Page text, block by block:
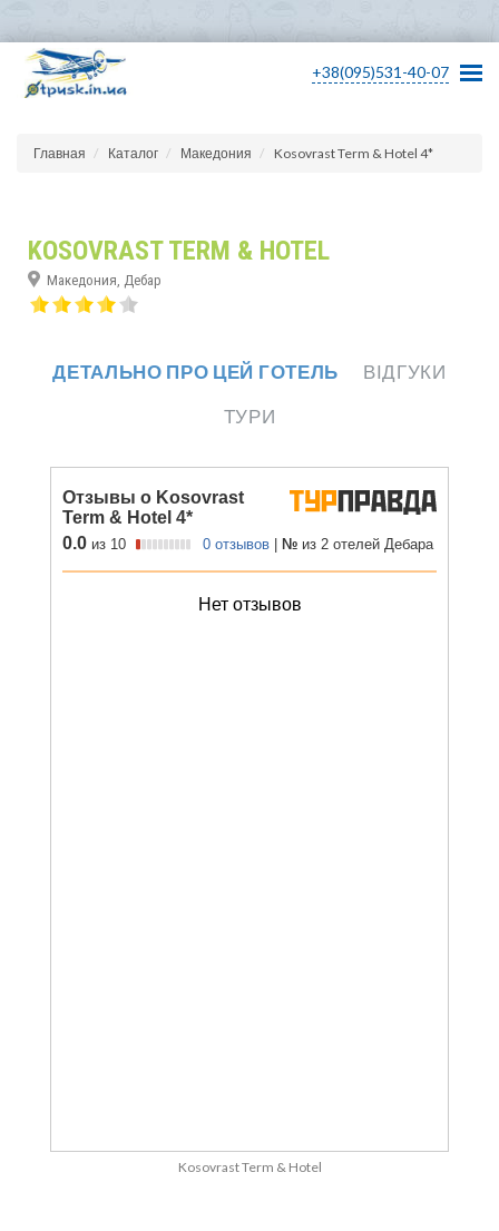
+38(095)531-40-07
Главная Каталог Македония Kosovrast Term & Hotel 4*
KOSOVRAST TERM & HOTEL
Македония, Дебар
ДЕТАЛЬНО ПРО ЦЕЙ ГОТЕЛЬ
ВІДГУКИ
ТУРИ
Kosovrast Term & Hotel